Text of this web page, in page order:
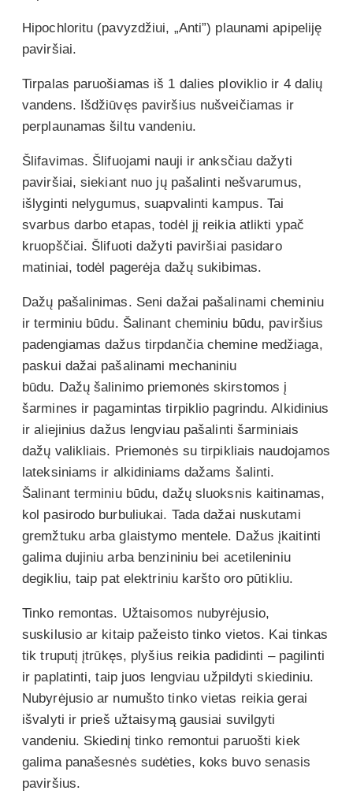
Hipochloritu (pavyzdžiui, „Anti”) plaunami apipeliję
paviršiai.
Tirpalas paruošiamas iš 1 dalies ploviklio ir 4 dalių
vandens. Išdžiūvęs paviršius nušveičiamas ir
perplaunamas šiltu vandeniu.
Šlifavimas. Šlifuojami nauji ir anksčiau dažyti
paviršiai, siekiant nuo jų pašalinti nešvarumus,
išlyginti nelygumus, suapvalinti kampus. Tai
svarbus darbo etapas, todėl jį reikia atlikti ypač
kruopščiai. Šlifuoti dažyti paviršiai pasidaro
matiniai, todėl pagerėja dažų sukibimas.
Dažų pašalinimas. Seni dažai pašalinami cheminiu
ir terminiu būdu. Šalinant cheminiu būdu, paviršius
padengiamas dažus tirpdančia chemine medžiaga,
paskui dažai pašalinami mechaniniu
būdu. Dažų šalinimo priemonės skirstomos į
šarmines ir pagamintas tirpiklio pagrindu. Alkidinius
ir aliejinius dažus lengviau pašalinti šarminiais
dažų valikliais. Priemonės su tirpikliais naudojamos
lateksiniams ir alkidiniams dažams šalinti.
Šalinant terminiu būdu, dažų sluoksnis kaitinamas,
kol pasirodo burbuliukai. Tada dažai nuskutami
gremžtuku arba glaistymo mentele. Dažus įkaitinti
galima dujiniu arba benzininiu bei acetileniniu
degikliu, taip pat elektriniu karšto oro pūtikliu.
Tinko remontas. Užtaisomos nubyrėjusio,
suskilusio ar kitaip pažeisto tinko vietos. Kai tinkas
tik truputį įtrūkęs, plyšius reikia padidinti – pagilinti
ir paplatinti, taip juos lengviau užpildyti skiediniu.
Nubyrėjusio ar numušto tinko vietas reikia gerai
išvalyti ir prieš užtaisymą gausiai suvilgyti
vandeniu. Skiedinį tinko remontui paruošti kiek
galima panašesnės sudėties, koks buvo senasis
paviršius.